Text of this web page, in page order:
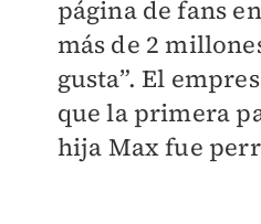
página de fans
más de 2
gusta”. El
que la primera
hija Max fue